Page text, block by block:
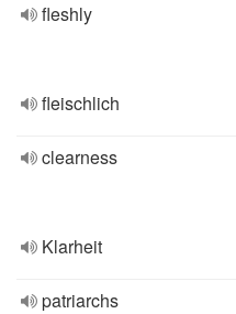
fleshly
fleischlich
clearness
Klarheit
patriarchs